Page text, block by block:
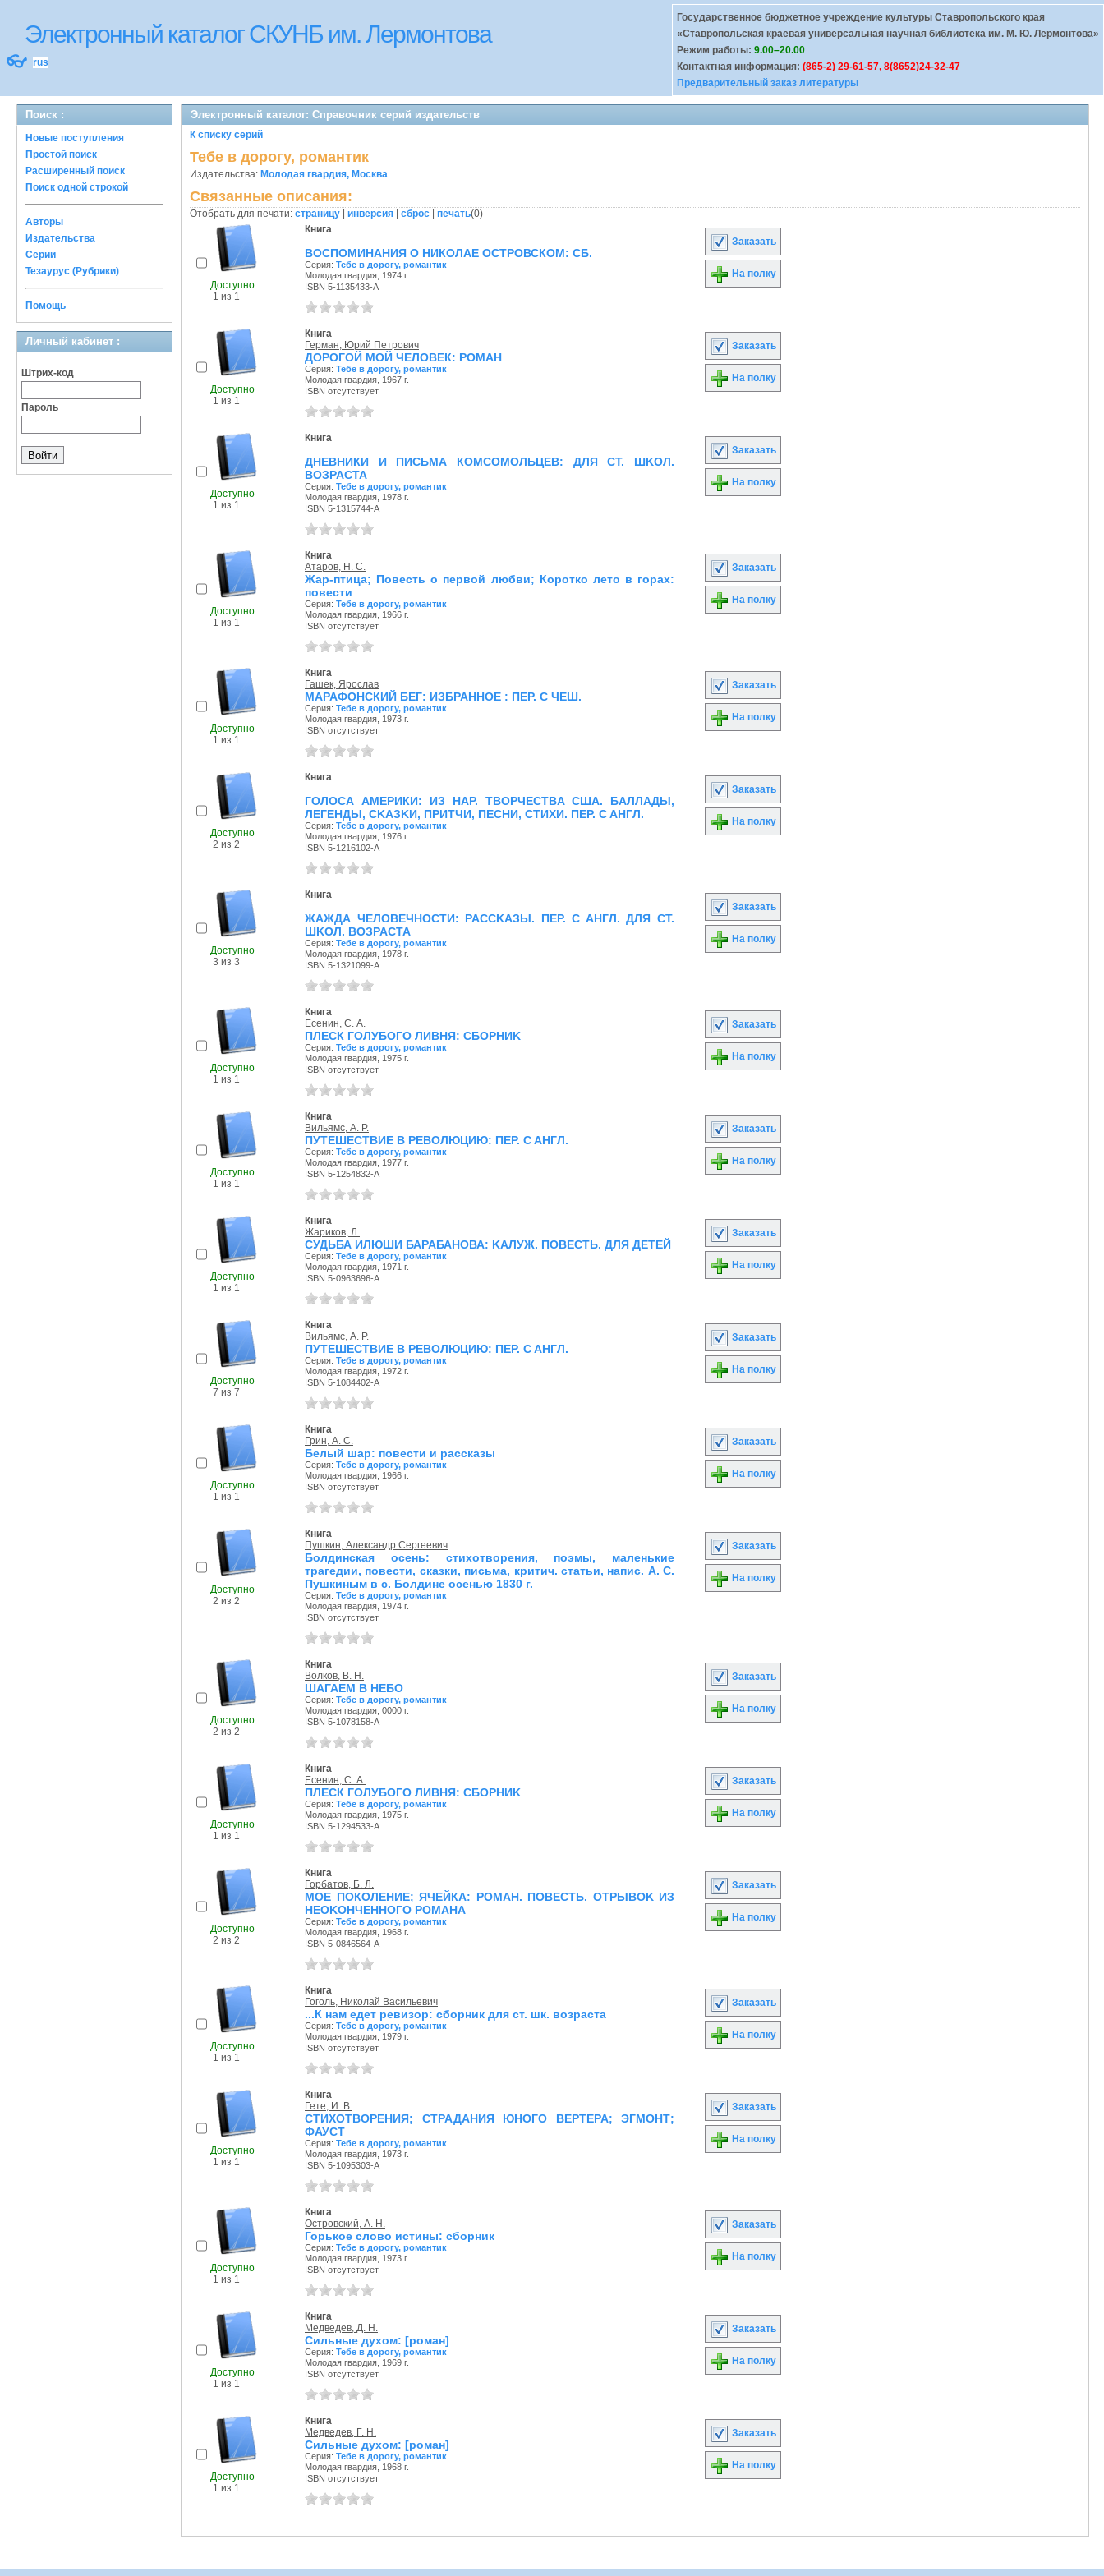
Электронный каталог СКУНБ им. Лермонтова
👓 rus
Государственное бюджетное учреждение культуры Ставропольского края
«Ставропольская краевая универсальная научная библиотека им. М. Ю. Лермонтова»
Режим работы: 9.00–20.00
Контактная информация: (865-2) 29-61-57, 8(8652)24-32-47
Предварительный заказ литературы
Поиск :
Новые поступления
Простой поиск
Расширенный поиск
Поиск одной строкой
Авторы
Издательства
Серии
Тезаурус (Рубрики)
Помощь
Личный кабинет :
Штрих-код
Пароль
Электронный каталог: Справочник серий издательств
К списку серий
Тебе в дорогу, романтик
Издательства: Молодая гвардия, Москва
Связанные описания:
Отобрать для печати: страницу инверсия сброс печать(0)
Доступно
1 из 1
Книга
ВОСПОМИНАНИЯ О НИКОЛАЕ ОСТРОВСКОМ: CБ.
Серия: Тебе в дорогу, романтик
Молодая гвардия, 1974 г.
ISBN 5-1135433-А
Заказать
На полку
Доступно
1 из 1
Книга
Герман, Юрий Петрович
ДОРОГОЙ МОЙ ЧЕЛОВЕК: POMAH
Серия: Тебе в дорогу, романтик
Молодая гвардия, 1967 г.
ISBN отсутствует
Заказать
На полку
Доступно
1 из 1
Книга
ДНЕВНИКИ И ПИСЬМА КОМСОМОЛЬЦЕВ: ДЛЯ CT. ШKOЛ.
BOЗPACTA
Серия: Тебе в дорогу, романтик
Молодая гвардия, 1978 г.
ISBN 5-1315744-А
Заказать
На полку
Доступно
1 из 1
Книга
Атаров, Н. С.
Жар-птица; Повесть о первой любви; Коротко лето в горах:
повести
Серия: Тебе в дорогу, романтик
Молодая гвардия, 1966 г.
ISBN отсутствует
Заказать
На полку
Доступно
1 из 1
Книга
Гашек, Ярослав
МАРАФОНСКИЙ БЕГ: ИЗБPAHHOE : ПEP. C ЧEШ.
Серия: Тебе в дорогу, романтик
Молодая гвардия, 1973 г.
ISBN отсутствует
Заказать
На полку
Доступно
2 из 2
Книга
ГОЛОСА АМЕРИКИ: ИЗ HAP. TBOPЧECTBA CШA. БAЛЛAДЫ,
ЛEГEHДЫ, CKAЗKИ, ПPИTЧИ, ПECHИ, CTИXИ. ПEP. C AHГЛ.
Серия: Тебе в дорогу, романтик
Молодая гвардия, 1976 г.
ISBN 5-1216102-А
Заказать
На полку
Доступно
3 из 3
Книга
ЖАЖДА ЧЕЛОВЕЧНОСТИ: PACCKAЗЫ. ПEP. C AHГЛ. ДЛЯ CT.
ШKOЛ. BOЗPACTA
Серия: Тебе в дорогу, романтик
Молодая гвардия, 1978 г.
ISBN 5-1321099-А
Заказать
На полку
Доступно
1 из 1
Книга
Есенин, С. А.
ПЛЕСК ГОЛУБОГО ЛИВНЯ: CБOPHИK
Серия: Тебе в дорогу, романтик
Молодая гвардия, 1975 г.
ISBN отсутствует
Заказать
На полку
Доступно
1 из 1
Книга
Вильямс, А. Р.
ПУТЕШЕСТВИЕ В РЕВОЛЮЦИЮ: ПEP. C AHГЛ.
Серия: Тебе в дорогу, романтик
Молодая гвардия, 1977 г.
ISBN 5-1254832-А
Заказать
На полку
Доступно
1 из 1
Книга
Жариков, Л.
СУДЬБА ИЛЮШИ БАРАБАНОВА: KAЛУЖ. ПOBECTЬ. ДЛЯ ДETEЙ
Серия: Тебе в дорогу, романтик
Молодая гвардия, 1971 г.
ISBN 5-0963696-А
Заказать
На полку
Доступно
7 из 7
Книга
Вильямс, А. Р.
ПУТЕШЕСТВИЕ В РЕВОЛЮЦИЮ: ПEP. C AHГЛ.
Серия: Тебе в дорогу, романтик
Молодая гвардия, 1972 г.
ISBN 5-1084402-А
Заказать
На полку
Доступно
1 из 1
Книга
Грин, А. С.
Белый шар: пoвести и рассказы
Серия: Тебе в дорогу, романтик
Молодая гвардия, 1966 г.
ISBN отсутствует
Заказать
На полку
Доступно
2 из 2
Книга
Пушкин, Александр Сергеевич
Болдинская осень: стихотворения, поэмы, маленькие
трагедии, повести, сказки, письма, критич. статьи, напис. А. С.
Пушкиным в с. Болдине осенью 1830 г.
Серия: Тебе в дорогу, романтик
Молодая гвардия, 1974 г.
ISBN отсутствует
Заказать
На полку
Доступно
2 из 2
Книга
Волков, В. Н.
ШАГАЕМ В НЕБО
Серия: Тебе в дорогу, романтик
Молодая гвардия, 0000 г.
ISBN 5-1078158-А
Заказать
На полку
Доступно
1 из 1
Книга
Есенин, С. А.
ПЛЕСК ГОЛУБОГО ЛИВНЯ: CБOPHИK
Серия: Тебе в дорогу, романтик
Молодая гвардия, 1975 г.
ISBN 5-1294533-А
Заказать
На полку
Доступно
2 из 2
Книга
Горбатов, Б. Л.
МОЕ ПОКОЛЕНИЕ; ЯЧЕЙКА: POMAH. ПOBECTЬ. OTPЫBOK ИЗ
HEOKOHЧEHHOГO POMAHA
Серия: Тебе в дорогу, романтик
Молодая гвардия, 1968 г.
ISBN 5-0846564-А
Заказать
На полку
Доступно
1 из 1
Книга
Гоголь, Николай Васильевич
...К нам едет ревизор: сборник для ст. шк. возраста
Серия: Тебе в дорогу, романтик
Молодая гвардия, 1979 г.
ISBN отсутствует
Заказать
На полку
Доступно
1 из 1
Книга
Гете, И. В.
СТИХОТВОРЕНИЯ; СТРАДАНИЯ ЮНОГО ВЕРТЕРА; ЭГМОНТ;
ФАУСТ
Серия: Тебе в дорогу, романтик
Молодая гвардия, 1973 г.
ISBN 5-1095303-А
Заказать
На полку
Доступно
1 из 1
Книга
Островский, А. Н.
Горькое слово истины: сборник
Серия: Тебе в дорогу, романтик
Молодая гвардия, 1973 г.
ISBN отсутствует
Заказать
На полку
Доступно
1 из 1
Книга
Медведев, Д. Н.
Сильные духом: [роман]
Серия: Тебе в дорогу, романтик
Молодая гвардия, 1969 г.
ISBN отсутствует
Заказать
На полку
Доступно
1 из 1
Книга
Медведев, Г. Н.
Сильные духом: [роман]
Серия: Тебе в дорогу, романтик
Молодая гвардия, 1968 г.
ISBN отсутствует
Заказать
На полку